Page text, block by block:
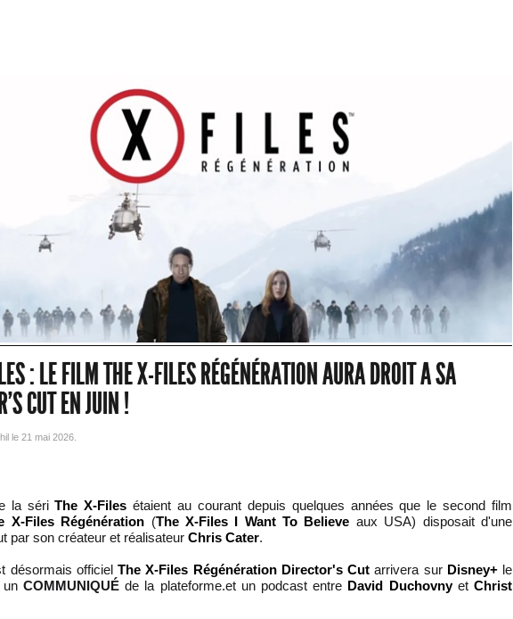
: LE FILM THE X-FILES RÉGÉNÉRATION AURA DROIT A SA
CUT EN JUIN !
le 21 mai 2026
la sériThe X-Files étaient au courant depuis quelques années que le second film
X-Files Régénération (The X-Files I Want To Believe aux USA) disposait d'une
par son créateur et réalisateur Chris Cater.
désormais officielThe X-Files Régénération Director's Cut arrivera surDisney+le
un COMMUNIQUÉde la plateforme.et un podcast entre David DuchovnyetChrist